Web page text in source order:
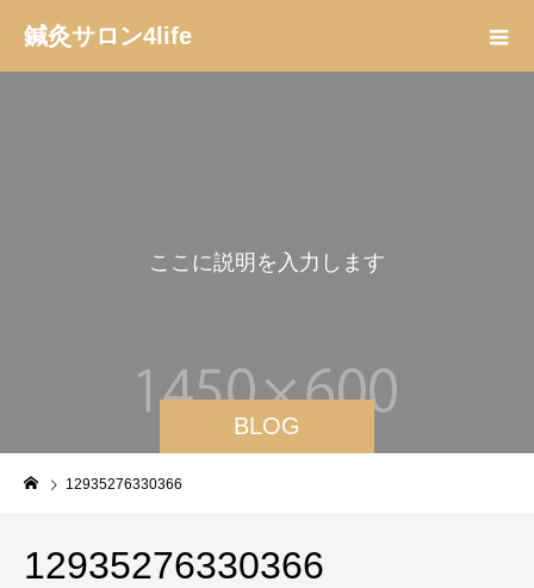
鍼灸サロン4life
BLOG
ここに説明を入力し ます。
12935276330366
12935276330366